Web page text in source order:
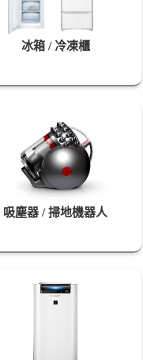
冰箱 / 冷凍櫃
吸塵器 / 掃地機器人